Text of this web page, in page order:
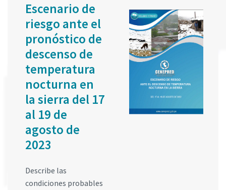
Escenario de
riesgo ante el
pronóstico de
descenso de
temperatura
nocturna en
la sierra del 17
al 19 de
agosto de
2023
Describe las
condiciones probables